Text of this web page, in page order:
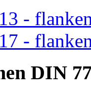
-
-
DIN